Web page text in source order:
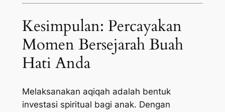
Kesimpulan: Percayakan
Momen Bersejarah Buah
Hati Anda
Melaksanakan aqiqah adalah bentuk
investasi spiritual bagi anak. Dengan